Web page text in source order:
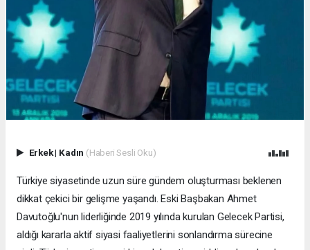
Erkek| Kadın (Haberi Sesli Oku)
Türkiye siyasetinde uzun süre gündem oluşturması beklenen
dikkat çekici bir gelişme yaşandı. Eski Başbakan Ahmet
Davutoğlu'nun liderliğinde 2019 yılında kurulan Gelecek Partisi,
aldığı kararla aktif siyasi faaliyetlerini sonlandırma sürecine